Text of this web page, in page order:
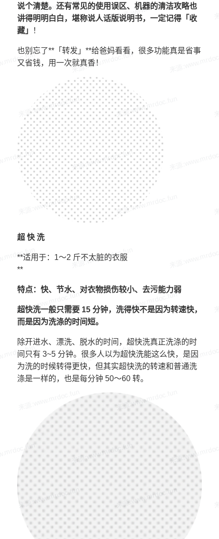
说个清楚。 还有常见的使用误区、机器的清洁攻略也
讲得明明白白，堪称说人话版说明书，一定记得 「收
藏」
！
也别忘了**「转发」**给爸妈看看，很多功能真是省事
又省钱，用一次就真香！
超 快 洗
**适用于：1～2 斤不太脏的衣服
**
特点：快、节水、对衣物损伤较小、去污能力弱
超快洗一般只需要 15 分钟，洗得快不是因为转速快，
而是因为洗涤的时间短。
除开进水、漂洗、脱水的时间，超快洗真正洗涤的时
间只有 3~5 分钟。很多人以为超快洗能这么快，是因
为洗的时候转得更快，但其实超快洗的转速和普通洗
涤是一样的，也是每分钟 50～60 转。